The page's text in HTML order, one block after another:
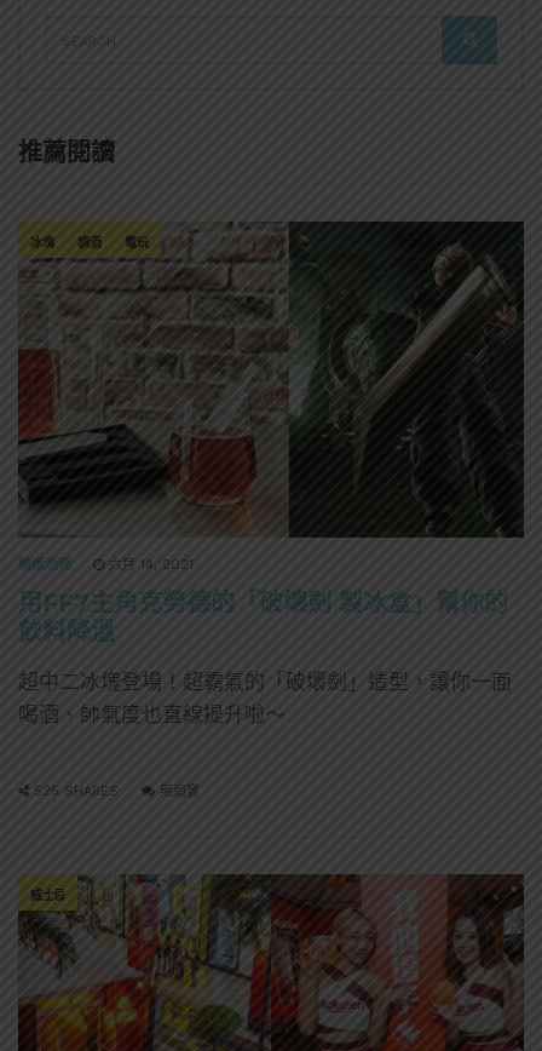
FOR:
SEARCH
推薦閱讀
冰塊 調酒 電玩
精選酒聞 六月 14, 2021
用FF7主角克勞德的「破壞劍 製冰盒」幫你的
飲料降溫
超中二冰塊登場！超霸氣的「破壞劍」造型，讓你一面
喝酒、帥氣度也直線提升啦～
525 SHARES 無迴響
威士忌